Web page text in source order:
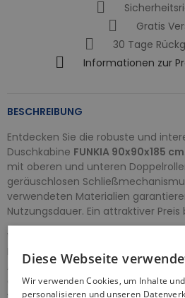
Gratis
30 Tage
Informationen zur
BESCHREIBUNG
Entdecken Sie die robuste und
Duschkabine FUNKIA 90x90x185 cm
mit oberen und unteren
geräuschlosen
verwendeten Materialien
Nutzungsdauer. Ein attraktiver
Wir bieten Ihnen eine perfekte
Erwartungen sowohl in Bezug auf
Ästhetik erfüllen wird. Die
eine optimale Raumausnutzung in
Diese Webseite
Wir verwenden Cookies, um Inhalte
personalisieren und unseren